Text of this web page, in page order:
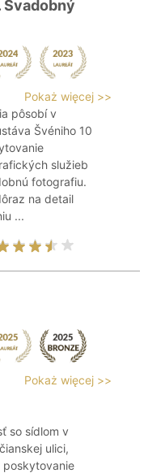
Svadobný
Pokaż więcej >>
pôsobí v
Švéniho 10
služieb
fotografiu.
na detail
...
Pokaż więcej >>
so sídlom v
ulici,
poskytovanie